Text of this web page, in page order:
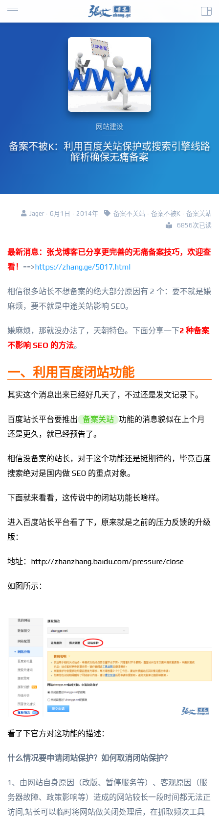
网站建设
备案不被K：利用百度关站保护或搜索引擎线路
解析确保无痛备案
Jager · 6月1日 · 2014年 备案不关站 · 备案不被K · 备案关站
6856次已读
最新消息：张戈博客已分享更完善的无痛备案技巧，欢迎查
看！ ==>https://zhang.ge/5017.html
相信很多站长不想备案的绝大部分原因有 2 个：要不就是嫌
麻烦，要不就是中途关站影响 SEO。
嫌麻烦，那就没办法了，天朝特色。下面分享一下2 种备案
不影响 SEO 的方法。
一、利用百度闭站功能
其实这个消息出来已经好几天了，不过还是发文记录下。
百度站长平台要推出 备案关站 功能的消息貌似在上个月
还是更久，就已经预告了。
相信没备案的站长，对于这个功能还是挺期待的，毕竟百度
搜索绝对是国内做 SEO 的重点对象。
下面就来看看，这传说中的闭站功能长啥样。
进入百度站长平台看了下，原来就是之前的压力反馈的升级
版：
地址： http://zhanzhang.baidu.com/pressure/close
如图所示：
看了下官方对这功能的描述：
什么情况要申请闭站保护？如何取消闭站保护？
1、由网站自身原因（改版、暂停服务等）、客观原因（服
务器故障、政策影响等）造成的网站较长一段时间都无法正
访问,站长可以临时将网站做关闭处理后，在抓取频次工具